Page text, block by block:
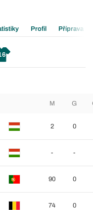
Profil Příprava
M G
2 0
- -
90 0
74 0